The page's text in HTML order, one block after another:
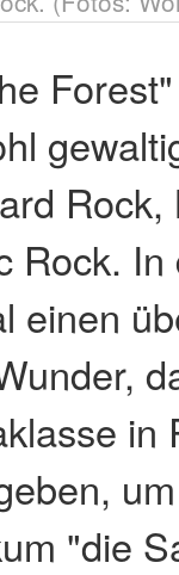
Rock.
einen
in
"die